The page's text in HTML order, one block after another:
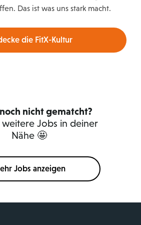
Das ist was uns stark macht.
die FitX-Kultur
nicht gematcht?
weitere Jobs in deiner
Nähe 🤩
Jobs anzeigen